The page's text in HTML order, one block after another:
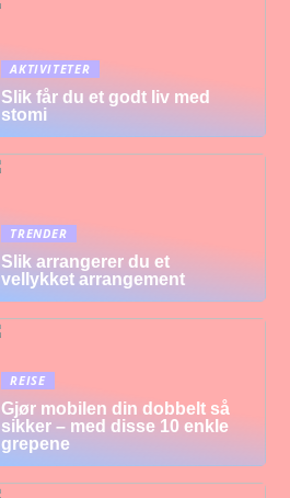
AKTIVITETER
Slik får du et godt liv med
stomi
TRENDER
Slik arrangerer du et
vellykket arrangement
REISE
Gjør mobilen din dobbelt så
sikker – med disse 10 enkle
grepene